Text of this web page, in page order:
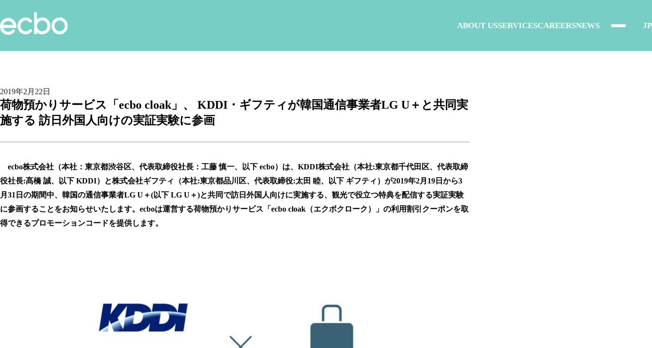
ABOUT USSERVICESCAREERSNEWS JP
2019年2月22日
荷物預かりサービス「ecbo cloak」、 KDDI・ギフティが韓国通信事業者LG U＋と共同実
施する 訪日外国人向けの実証実験に参画
ecbo株式会社（本社：東京都渋谷区、代表取締役社長：工藤 慎一、以下 ecbo）は、KDDI株式会社（本社:東京都千代田区、代表取締
役社長:髙橋 誠、以下 KDDI）と株式会社ギフティ（本社:東京都品川区、代表取締役:太田 睦、以下 ギフティ）が2019年2月19日から3
月31日の期間中、韓国の通信事業者LG U＋(以下 LG U＋)と共同で訪日外国人向けに実施する、観光で役立つ特典を配信する実証実験
に参画することをお知らせいたします。ecboは運営する荷物預かりサービス「ecbo cloak（エクボクローク）」の利用割引クーポンを取
得できるプロモーションコードを提供します。